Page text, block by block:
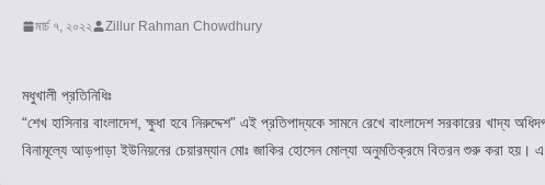
মার্চ ৭, ২০২২ Zillur Rahman Chowdhury
মধুখালী প্রতিনিধিঃ
“শেখ হাসিনার বাংলাদেশ, ক্ষুধা হবে নিরুদ্দেশ” এই প্রতিপাদ্যকে সামনে রেখে বাংলাদেশ সরকারের
বিনামূল্যে আড়পাড়া ইউনিয়নের চেয়ারম্যান মোঃ জাকির হোসেন মোল্যা অনুমতিক্রমে বিতরন শুরু করা